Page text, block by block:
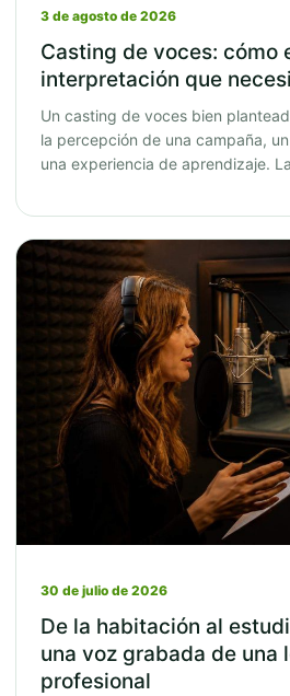
3 de agosto de 2026
Casting de voces: cómo
interpretación que
Un casting de voces bien
la percepción de una campaña,
una experiencia de aprendizaje.
30 de julio de 2026
De la habitación al
una voz grabada de una
profesional